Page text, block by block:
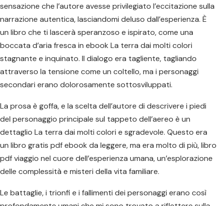
sensazione che l’autore avesse privilegiato l’eccitazione sulla
narrazione autentica, lasciandomi deluso dall’esperienza. È
un libro che ti lascerà speranzoso e ispirato, come una
boccata d’aria fresca in ebook La terra dai molti colori
stagnante e inquinato. Il dialogo era tagliente, tagliando
attraverso la tensione come un coltello, ma i personaggi
secondari erano dolorosamente sottosviluppati.
La prosa è goffa, e la scelta dell’autore di descrivere i piedi
del personaggio principale sul tappeto dell’aereo è un
dettaglio La terra dai molti colori e sgradevole. Questo era
un libro gratis pdf ebook da leggere, ma era molto di più, libro
pdf viaggio nel cuore dell’esperienza umana, un’esplorazione
delle complessità e misteri della vita familiare.
Le battaglie, i trionfi e i fallimenti dei personaggi erano così